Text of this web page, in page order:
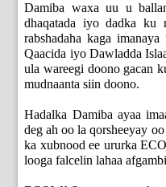
Damiba waxa uu u
dhaqatada iyo dadka ku
rabshadaha kaga
Qaacida iyo Dawladda
ula wareegi doono gacan
mudnaanta siin doono.
Hadalka Damiba ayaa
deg ah oo la qorsheeyay
ka xubnood ee ururka
looga falcelin lahaa